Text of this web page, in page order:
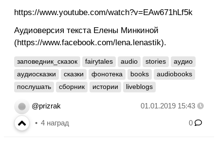
https://www.youtube.com/watch?v=EAw671hLf5k
Аудиоверсия текста Елены Минкиной
(https://www.facebook.com/lena.lenastik).
заповедник_сказок fairytales audio stories
аудио
аудиосказки
сказки фонотека books
audiobooks
послушать
сборник истории liveblogs
@prizrak 01.01.2019 15:43
4 наград 0